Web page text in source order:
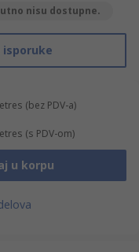
nisu dostupne.
(bez PDV-a)
(s PDV-om)
u korpu